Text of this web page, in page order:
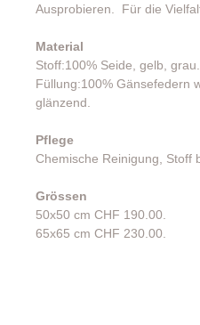
Ausprobieren. Für die
Material
Stoff:100% Seide, gelb, grau.
Füllung:100% Gänsefedern
glänzend.
Pflege
Chemische Reinigung, Stoff
Grössen
50x50 cm CHF 190.00.
65x65 cm CHF 230.00.